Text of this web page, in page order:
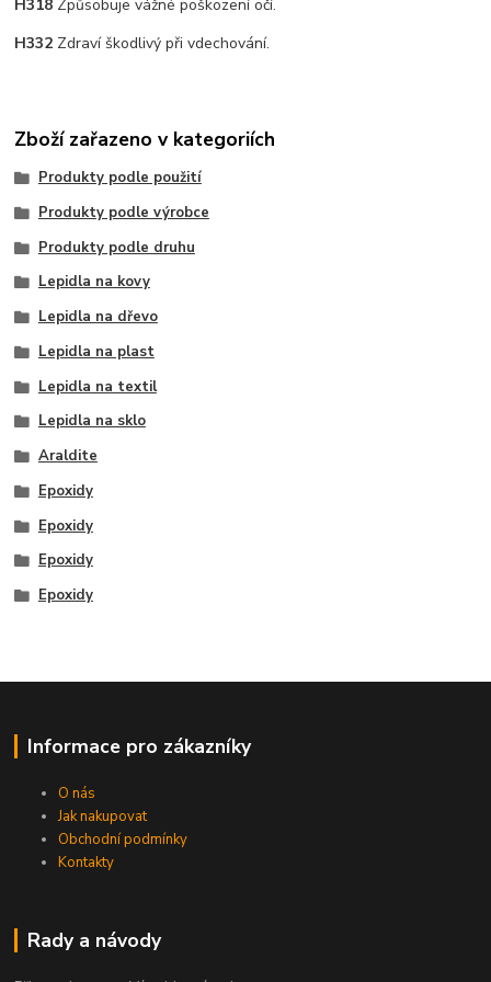
H318 Způsobuje vážné poškození očí.
H332 Zdraví škodlivý při vdechování.
Zboží zařazeno v kategoriích
Produkty podle použití
Produkty podle výrobce
Produkty podle druhu
Lepidla na kovy
Lepidla na dřevo
Lepidla na plast
Lepidla na textil
Lepidla na sklo
Araldite
Epoxidy
Epoxidy
Epoxidy
Epoxidy
Informace pro zákazníky
O nás
Jak nakupovat
Obchodní podmínky
Kontakty
Rady a návody